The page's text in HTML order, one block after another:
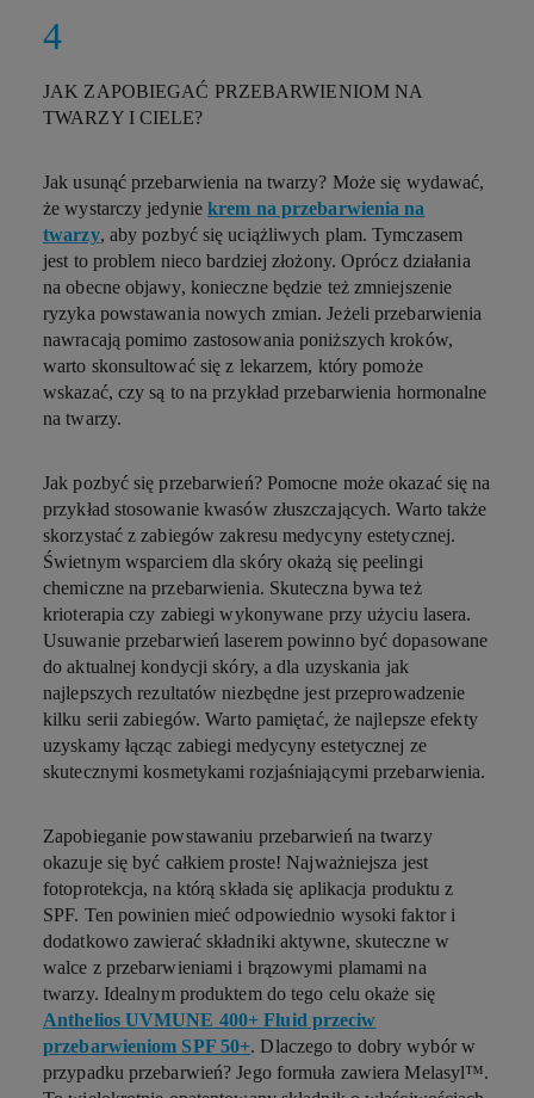
JAK ZAPOBIEGAĆ PRZEBARWIENIOM NA
TWARZY I CIELE?
Jak usunąć przebarwienia na twarzy? Może się wydawać,
że wystarczy jedyniekrem na przebarwienia na
twarzy, aby pozbyć się uciążliwych plam. Tymczasem
jest to problem nieco bardziej złożony. Oprócz działania
na obecne objawy, konieczne będzie też zmniejszenie
ryzyka powstawania nowych zmian. Jeżeli przebarwienia
nawracają pomimo zastosowania poniższych kroków,
warto skonsultować się z lekarzem, który pomoże
wskazać, czy są to na przykład przebarwienia hormonalne
na twarzy.
Jak pozbyć się przebarwień? Pomocne może okazać się na
przykład stosowanie kwasów złuszczających. Warto także
skorzystać z zabiegów zakresu medycyny estetycznej.
Świetnym wsparciem dla skóry okażą się peelingi
chemiczne na przebarwienia. Skuteczna bywa też
krioterapia czy zabiegi wykonywane przy użyciu lasera.
Usuwanie przebarwień laserempowinno być dopasowane
do aktualnej kondycji skóry, a dla uzyskania jak
najlepszych rezultatów niezbędne jest przeprowadzenie
kilku serii zabiegów. Warto pamiętać, że najlepsze efekty
uzyskamy łącząc zabiegi medycyny estetycznej ze
skutecznymikosmetykami rozjaśniającymi przebarwienia.
Zapobieganie powstawaniu przebarwień na twarzy
okazuje się być całkiem proste! Najważniejsza jest
fotoprotekcja, na którą składa się aplikacja produktu z
SPF. Ten powinien mieć odpowiednio wysoki faktor i
dodatkowo zawierać składniki aktywne, skuteczne w
walce z przebarwieniami i brązowymi plamami na
twarzy. Idealnym produktem do tego celu okaże się
Anthelios UVMUNE 400+ Fluid przeciw
przebarwieniom SPF 50+. Dlaczego to dobry wybór w
przypadku przebarwień? Jego formuła zawiera Melasyl™.